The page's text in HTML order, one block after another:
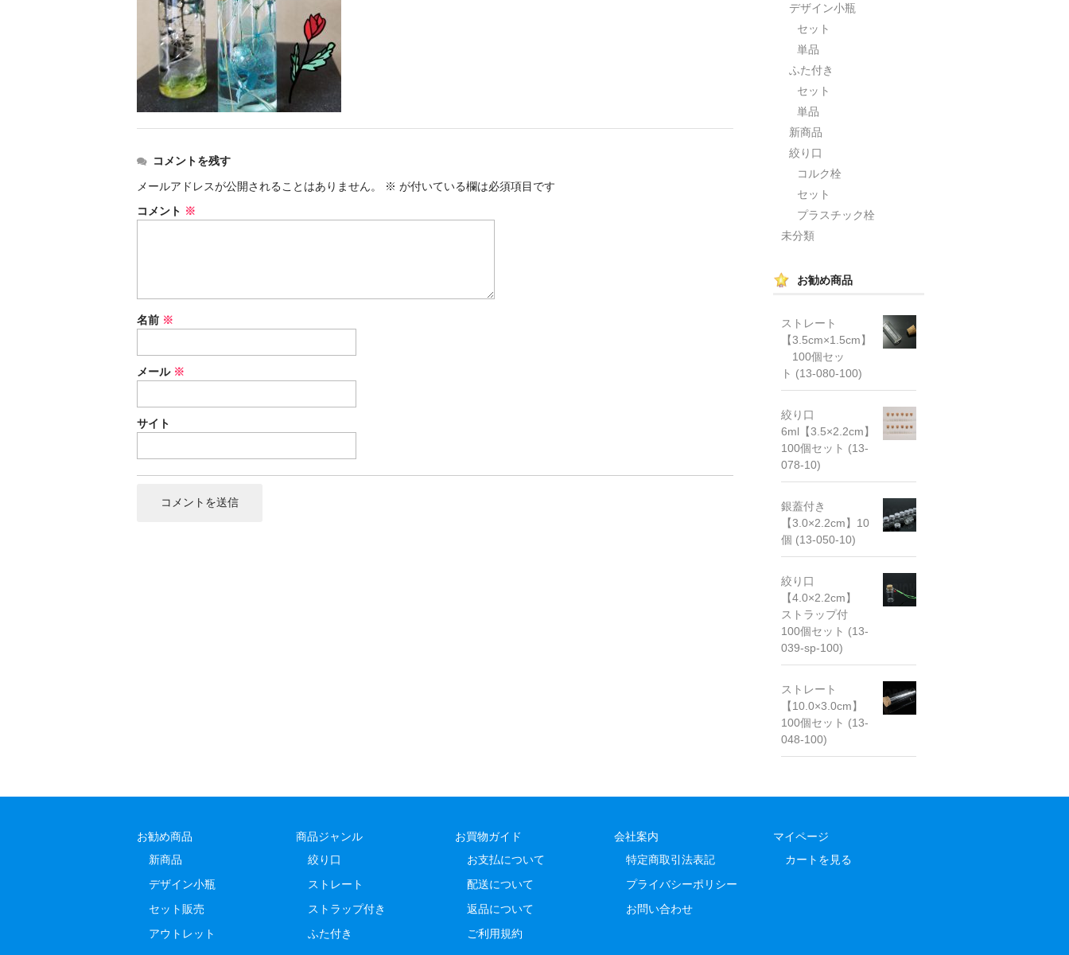
コメントを残す
メールアドレスが公開されることはありません。
※ が付いている欄は必須項目です
コメント ※
名前 ※
メール ※
サイト
デザイン小瓶
セット
単品
ふた付き
セット
単品
新商品
絞り口
コルク栓
セット
プラスチック栓
未分類
お勧め商品
ストレート
【3.5cm×1.5cm】
100個セッ
ト (13-080-100)
絞り口
6ml【3.5×2.2cm】
100個セット (13-
078-10)
銀蓋付き
【3.0×2.2cm】10
個 (13-050-10)
絞り口
【4.0×2.2cm】
ストラップ付
100個セット (13-
039-sp-100)
ストレート
【10.0×3.0cm】
100個セット (13-
048-100)
お勧め商品
新商品
デザイン小瓶
セット販売
アウトレット
商品ジャンル
絞り口
ストレート
ストラップ付き
ふた付き
お買物ガイド
お支払について
配送について
返品について
ご利用規約
会社案内
特定商取引法表記
プライバシーポリシー
お問い合わせ
マイページ
カートを見る